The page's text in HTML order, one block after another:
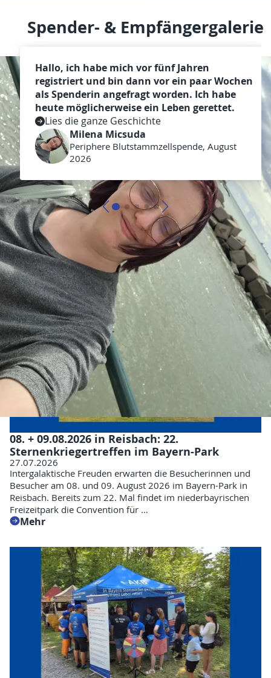
Spender- & Empfängergalerie
Hallo, ich habe mich vor fünf Jahren
registriert und bin dann vor ein paar Wochen
als Spenderin angefragt worden. Ich habe
heute möglicherweise ein Leben gerettet.
Lies die ganze Geschichte
Milena Micsuda
Periphere Blutstammzellspende, August
2026
Weitere Spender und Empfänger
News & Blog
08. + 09.08.2026 in Reisbach: 22.
Sternenkriegertreffen im Bayern-Park
27.07.2026
Intergalaktische Freuden erwarten die Besucherinnen und
Besucher am 08. und 09. August 2026 im Bayern-Park in
Reisbach. Bereits zum 22. Mal findet im niederbayrischen
Freizeitpark die Convention für …
Mehr